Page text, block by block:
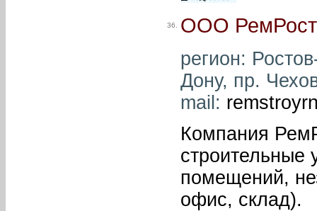
36. ООО
регион:
Дону, пр.
mail:
Компания
строительные
помещений,
офис, склад).